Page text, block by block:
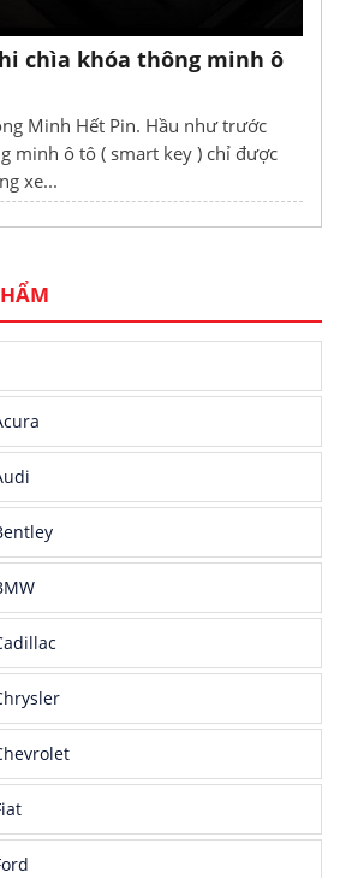
chìa khóa thông minh ô
Minh Hết Pin. Hầu như trước
minh ô tô ( smart key ) chỉ được
xe...